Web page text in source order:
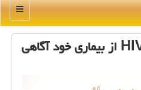
منو
زنان آفریقایی آلوده به HIV از بیماری خود آگاهی